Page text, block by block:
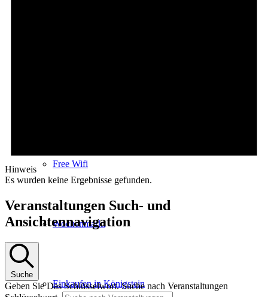
Free Wifi
Wochenmarkt
Einkaufen in Königstein
Hinweis
Es wurden keine Ergebnisse gefunden.
Veranstaltungen Such- und
Ansichtennavigation
Suche
Geben Sie Das Schlüsselwort. Suche nach Veranstaltungen